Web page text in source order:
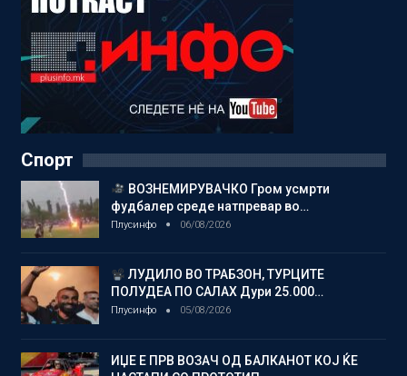
Спорт
ВОЗНЕМИРУВАЧКО Гром усмрти
фудбалер среде натпревар во…
Плусинфо 06/08/2026
ЛУДИЛО ВО ТРАБЗОН, ТУРЦИТЕ
ПОЛУДЕА ПО САЛАХ Дури 25.000…
Плусинфо 05/08/2026
ИЏЕ Е ПРВ ВОЗАЧ ОД БАЛКАНОТ КОЈ ЌЕ